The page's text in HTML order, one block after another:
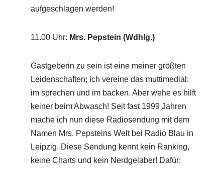
aufgeschlagen werden!
11.00 Uhr: Mrs. Pepstein (Wdhlg.)
Gastgeberin zu sein ist eine meiner größten
Leidenschaften; ich vereine das muttimedial:
im sprechen und im backen. Aber wehe es hilft
keiner beim Abwasch! Seit fast 1999 Jahren
mache ich nun diese Radiosendung mit dem
Namen Mrs. Pepsteins Welt bei Radio Blau in
Leipzig. Diese Sendung kennt kein Ranking,
keine Charts und kein Nerdgelaber! Dafür: